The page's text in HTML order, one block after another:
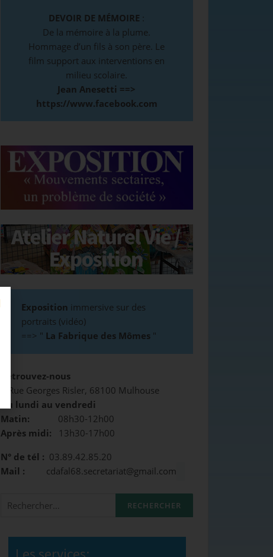
DEVOIR DE MÉMOIRE :
De la mémoire à la plume.
Hommage d’un fils à son père. Le
film support aux interventions en
milieu scolaire.
Jean Anesetti ==>
https://www.facebook.com
Exposition immersive sur des
portraits (vidéo)
==> " La Fabrique des Mômes "
Retrouvez-nous
3 Rue Georges Risler, 68100 Mulhouse
Du lundi au vendredi
Matin: 08h30-12h00
Après midi: 13h30-17h00
N° de tél : 03.89.42.85.20
Mail : cdafal68.secretariat@gmail.com